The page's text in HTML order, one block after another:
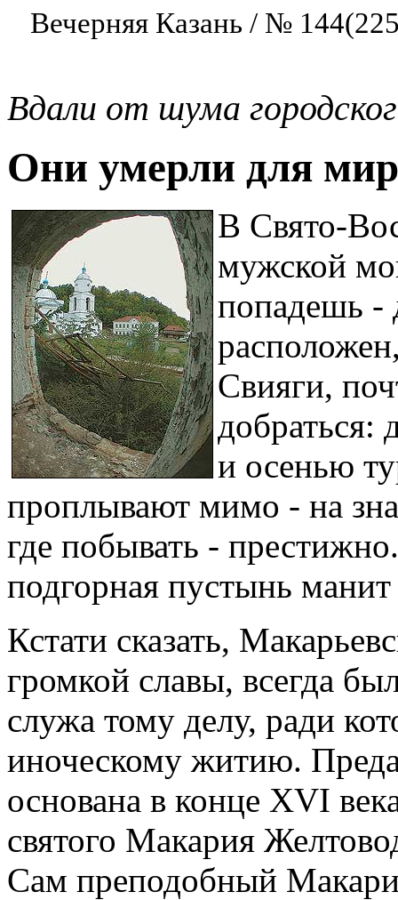
Вечерняя Казань / №
Вдали от шума
Они умерли для
В Свято-
мужской
попадешь -
Свияги,
добраться:
и осенью
проплывают мимо - на
где побывать -
подгорная пустынь
Кстати сказать,
громкой славы, всегда
служа тому делу, ради
иноческому житию.
основана в конце XVI
святого Макария
Сам преподобный